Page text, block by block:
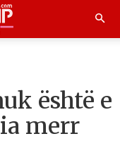
është e
merr